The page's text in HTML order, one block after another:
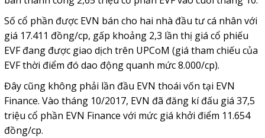
Số cổ phần được EVN bán cho hai nhà đầu tư cá nhân với
giá 17.411 đồng/cp, gấp khoảng 2,3 lần thị giá cổ phiếu
EVF đang được giao dịch trên UPCoM (giá tham chiếu của
EVF thời điểm đó dao động quanh mức 8.000/cp).
Đây cũng không phải lần đầu EVN thoái vốn tại EVN
Finance. Vào tháng 10/2017, EVN đã đăng kí đấu giá 37,5
triệu cổ phần EVN Finance với mức giá khởi điểm 11.654
đồng/cp.